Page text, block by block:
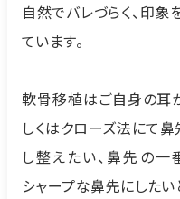
自然でバレづらく、印
ています。
軟骨移植はご自身の耳
しくはクローズ法にて
し整えたい、鼻先の一
シャープな鼻先にしたい